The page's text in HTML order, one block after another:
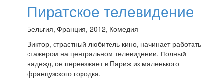
Пиратское телевидение
Бельгия, Франция, 2012, Комедия
Виктор, страстный любитель кино, начинает работать
стажером на центральном телевидении. Полный
надежд, он переезжает в Париж из маленького
французского городка.